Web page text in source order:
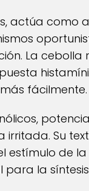
actúa como
La
fácilmente.
irritada. Su
de la
la